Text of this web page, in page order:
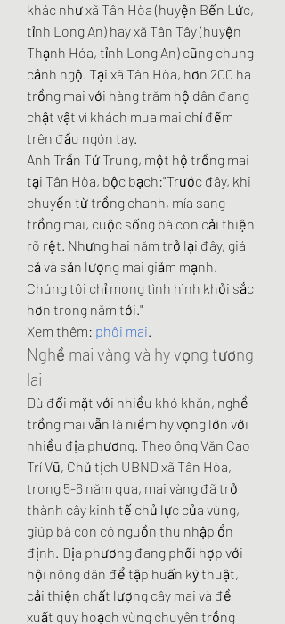
khác như xã Tân Hòa (huyện Bến Lức,
tỉnh Long An) hay xã Tân Tây (huyện
Thạnh Hóa, tỉnh Long An) cũng chung
cảnh ngộ. Tại xã Tân Hòa, hơn 200 ha
trồng mai với hàng trăm hộ dân đang
chật vật vì khách mua mai chỉ đếm
trên đầu ngón tay.
Anh Trần Tứ Trung, một hộ trồng mai
tại Tân Hòa, bộc bạch:"Trước đây, khi
chuyển từ trồng chanh, mía sang
trồng mai, cuộc sống bà con cải thiện
rõ rệt. Nhưng hai năm trở lại đây, giá
cả và sản lượng mai giảm mạnh.
Chúng tôi chỉ mong tình hình khởi sắc
hơn trong năm tới."
Xem thêm: phôi mai.
Nghề mai vàng và hy vọng tương
lai
Dù đối mặt với nhiều khó khăn, nghề
trồng mai vẫn là niềm hy vọng lớn với
nhiều địa phương. Theo ông Văn Cao
Trí Vũ, Chủ tịch UBND xã Tân Hòa,
trong 5-6 năm qua, mai vàng đã trở
thành cây kinh tế chủ lực của vùng,
giúp bà con có nguồn thu nhập ổn
định. Địa phương đang phối hợp với
hội nông dân để tập huấn kỹ thuật,
cải thiện chất lượng cây mai và đề
xuất quy hoạch vùng chuyên trồng